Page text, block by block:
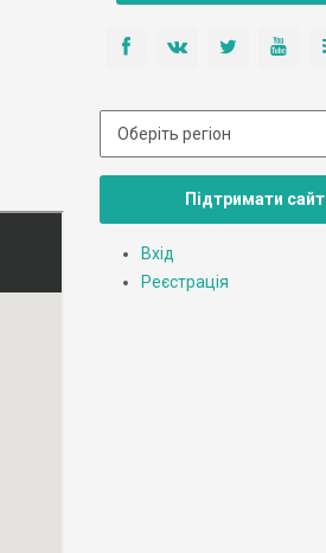
Підтримати сайт
Вхід
Реєстрація